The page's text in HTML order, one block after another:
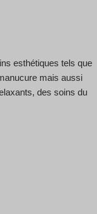
esthétiques tels que
mais aussi
des soins du